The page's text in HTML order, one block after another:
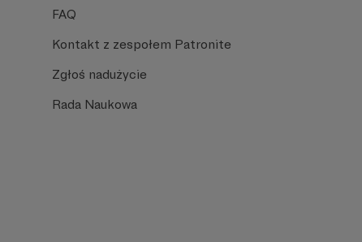
FAQ
Kontakt z zespołem Patronite
Zgłoś nadużycie
Rada Naukowa